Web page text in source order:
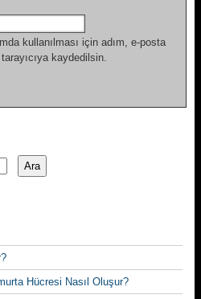
kullanılması için adım, e-posta
kaydedilsin.
Ara
Hücresi Nasıl Oluşur?